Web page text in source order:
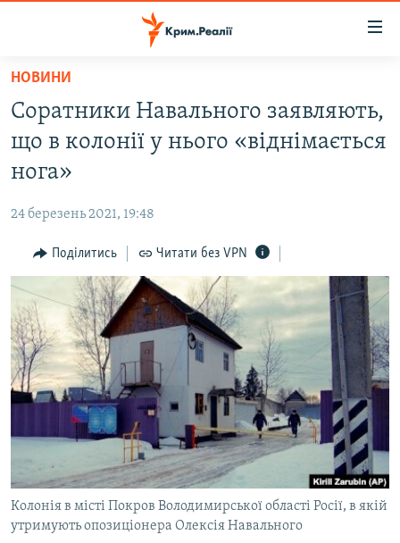
Перейти
основного
матеріалу
до
основної
навігації
Перейти
до
пошуку
ВОДА.КРИМ
БЛОГИ
ПОГЛЯД
ІНТЕРВ'Ю
ВСЕ ЗА ДЕНЬ
СПЕЦПРОЕКТИ
ДЕПОРТАЦІЯ
ВІДЕОУРОКИ «ELIFBE»
СВІДЧЕННЯ ОКУПАЦІЇ
УКРАЇНСЬКА ПРОБЛЕМА КРИМУ
ІНФОГРАФІКА
ЯК ОБІЙТИ БЛОКУВАННЯ
Русский
Qırımtatar
ДОЛУЧАЙСЯ!
НОВИНИ
Соратники Навального заявляють,
що в колонії у нього «віднімається
нога»
24 березень 2021, 19:48
Поділитись Читати без VPN
Колонія в місті Покров Володимирської області Росії, в якій
утримують опозиціонера Олексія Навального